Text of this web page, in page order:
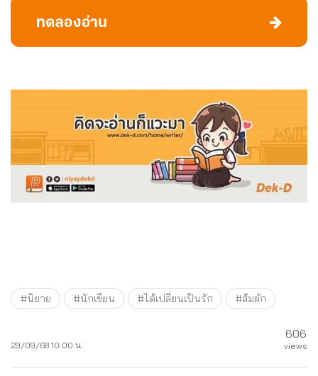
ทดลองอ่าน
#นิยาย #นักเขียน #ได้เปลี่ยนเป็นรัก #ส้มผัก
29/09/68 10:00 น.
606
views